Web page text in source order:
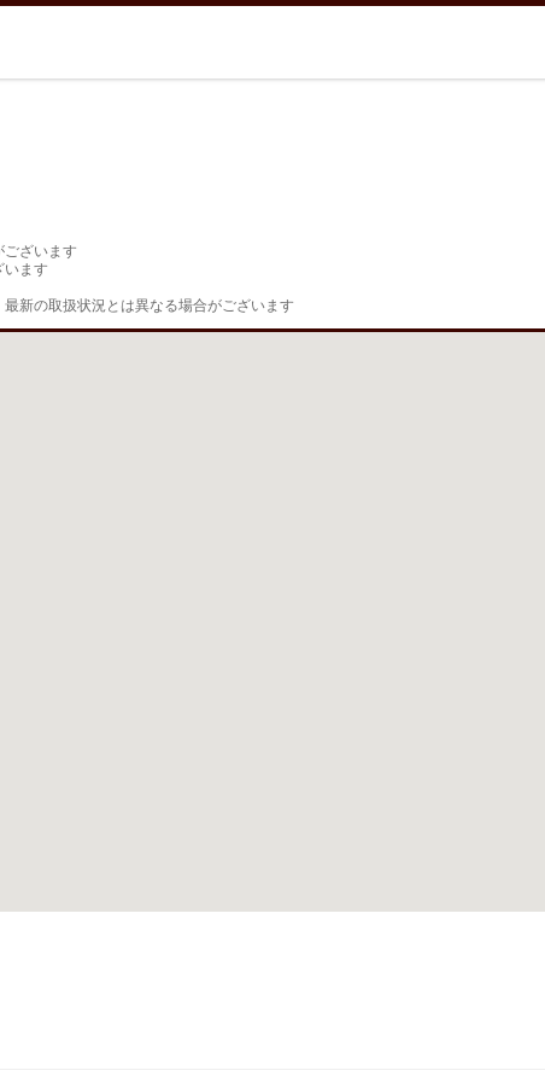
ざいます
います
新の取扱状況とは異なる場合がございます